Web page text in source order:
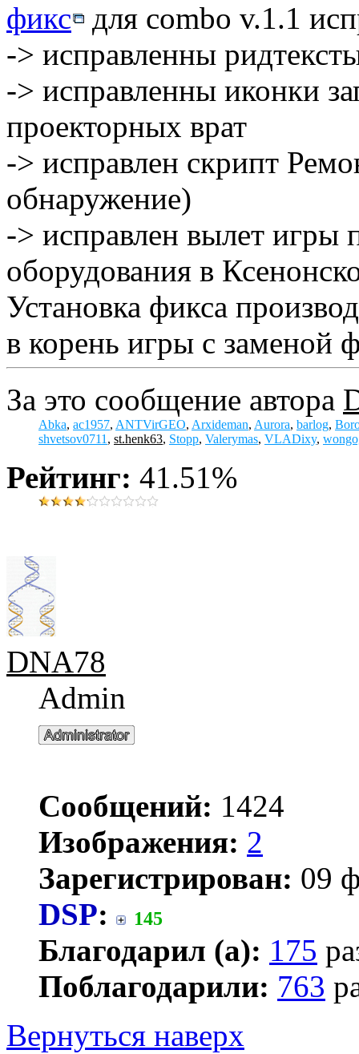
фикс
для combo v.1.1
-> исправленны
-> исправленны иконки
проекторных врат
-> исправлен скрипт
обнаружение)
-> исправлен вылет игры
оборудования в
Установка фикса
в корень игры с заменой
За это сообщение автора
Abka, ac1957, ANTVirGEO, Arxideman, Aurora, barlog,
shvetsov0711 , st.henk63, Stopp, Valerymas, VLADixy,
Рейтинг: 41.51%
DNA78
Admin
Сообщений: 1424
Изображения: 2
Зарегистрирован: 09
DSP: 145
Благодарил (а): 175
Поблагодарили: 763
Вернуться наверх